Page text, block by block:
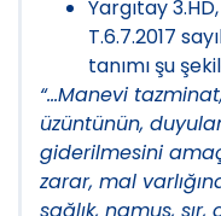
Yargıtay
T.6.7.2017
tanımı şu
“…Manevi
üzüntünün,
giderilmesini
zarar, mal